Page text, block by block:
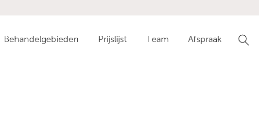
Behandelgebieden Prijslijst Team Afspraak